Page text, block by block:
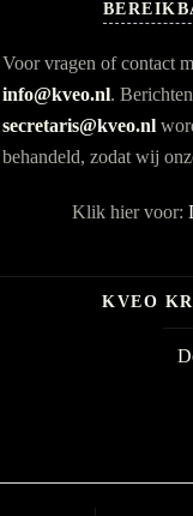
Voor vragen of contact
info@kveo.nl.
secretaris@kveo.nl
behandeld, zodat wij
Klik hier voor:
KVEO